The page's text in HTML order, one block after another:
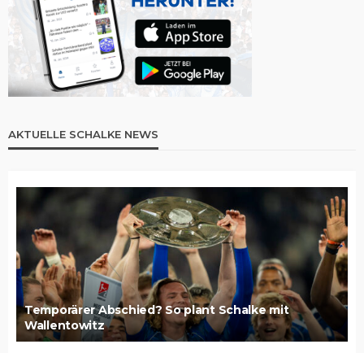
AKTUELLE SCHALKE NEWS
Temporärer Abschied? So plant Schalke mit
Wallentowitz